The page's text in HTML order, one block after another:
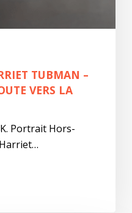
TUBMAN –
VERS LA
Portrait Hors-